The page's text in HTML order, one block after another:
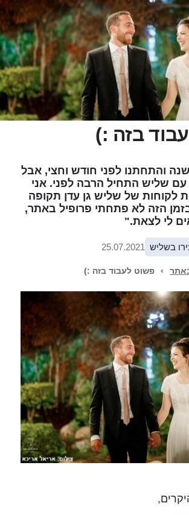
בזה :)
והתחתנו לפני חודש וחצי, אבל
עם שליש התחיל הרבה לפני. אני
לקוחות של שליש גן עדן תקופה
בזמן הזה לא פתחתי פרופיל באתר,
לי לצאת."
בשליש 25.07.2021
› פשוט לעבוד בזה :)